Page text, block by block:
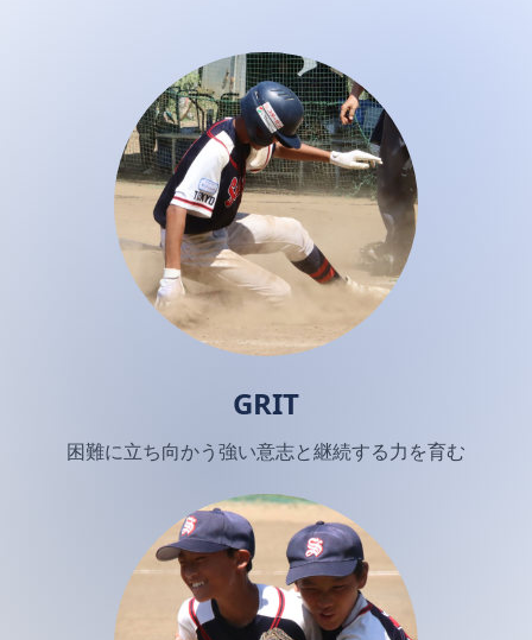
GRIT
困難に立ち向かう強い意志と継続する力を育む